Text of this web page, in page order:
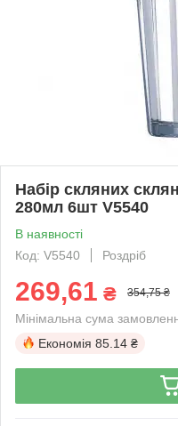
Набір скляних
280мл 6шт V5540
В наявності
Код: V5540
Роздріб
269,61 ₴ 354,75 ₴
Мінімальна сума
Економія 85.14 ₴